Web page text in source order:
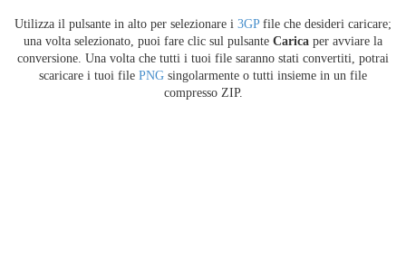
Utilizza il pulsante in alto per selezionare i 3GPfile che desideri caricare;
una volta selezionato, puoi fare clic sul pulsante Carica per avviare la
conversione. Una volta che tutti i tuoi file saranno stati convertiti, potrai
scaricare i tuoi file PNG singolarmente o tutti insieme in un file
compresso ZIP.